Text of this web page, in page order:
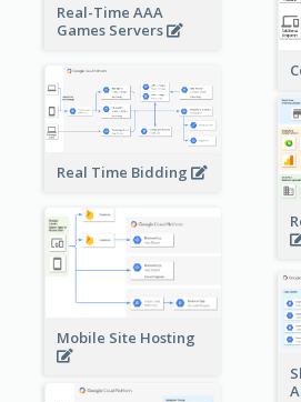
Real-Time AAA
Games Servers
Real Time Bidding
Mobile Site Hosting